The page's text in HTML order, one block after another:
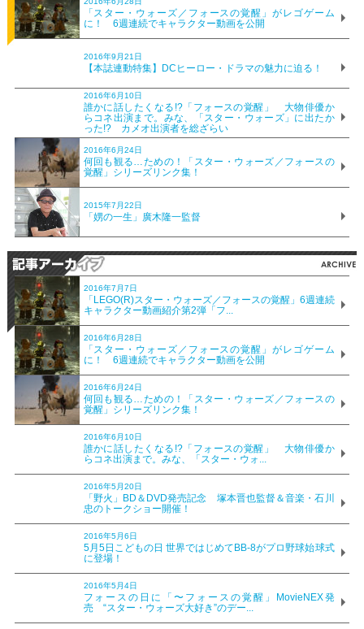
「スター・ウォーズ／フォースの覚醒」がレゴゲーム
に！ 6週連続でキャラクター動画を公開
2016年9月21日
【本誌連動特集】DCヒーロー・ドラマの魅力に迫る！
2016年6月10日
誰かに話したくなる!?「フォースの覚醒」 大物俳優か
らコネ出演まで。みな、「スター・ウォーズ」に出たか
った!? カメオ出演者を総ざらい
2016年6月24日
何回も観る…ための！「スター・ウォーズ／フォースの
覚醒」シリーズリンク集！
2015年7月22日
「娚の一生」廣木隆一監督
2016年7月7日
「LEGO(R)スター・ウォーズ／フォースの覚醒」6週連続
キャラクター動画紹介第2弾「フ...
2016年6月28日
「スター・ウォーズ／フォースの覚醒」がレゴゲーム
に！ 6週連続でキャラクター動画を公開
2016年6月24日
何回も観る…ための！「スター・ウォーズ／フォースの
覚醒」シリーズリンク集！
2016年6月10日
誰かに話したくなる!?「フォースの覚醒」 大物俳優か
らコネ出演まで。みな、「スター・ウォ...
2016年5月20日
「野火」BD＆DVD発売記念 塚本晋也監督＆音楽・石川
忠のトークショー開催！
2016年5月6日
5月5日こどもの日 世界ではじめてBB-8がプロ野球始球式
に登場！
2016年5月4日
フォースの日に「〜フォースの覚醒」MovieNEX発
売 “スター・ウォーズ大好き”のデー...